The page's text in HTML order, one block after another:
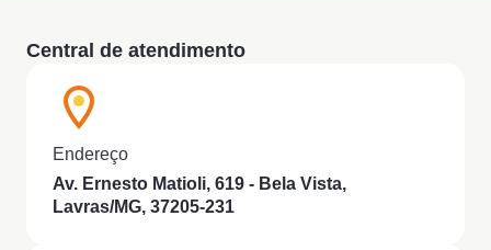
Central de atendimento
Endereço
Av. Ernesto Matioli, 619 - Bela Vista,
Lavras/MG, 37205-231